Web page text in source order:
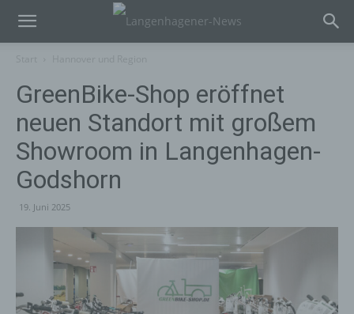
GreenBike-Shop eröffnet
neuen Standort mit großem
Showroom in Langenhagen-
Godshorn
19. Juni 2025